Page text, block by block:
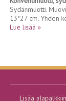
Sydänmuotti.
13*27 cm. Yhden
Lue lisää »
Lisää